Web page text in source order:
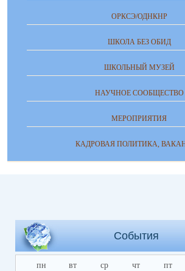
ОРКСЭ/ОДНКНР
ШКОЛА БЕЗ ОБИД
ШКОЛЬНЫЙ МУЗЕЙ
НАУЧНОЕ СООБЩЕСТВО
МЕРОПРИЯТИЯ
КАДРОВАЯ ПОЛИТИКА,
События
пн вт ср чт пт